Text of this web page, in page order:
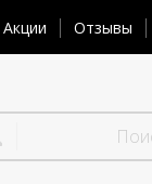
Отзывы